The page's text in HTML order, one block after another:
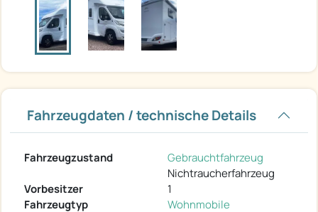
Fahrzeugdaten / technische Details
Fahrzeugzustand
Gebrauchtfahrzeug
Nichtraucherfahrzeug
Vorbesitzer
1
Fahrzeugtyp
Wohnmobile